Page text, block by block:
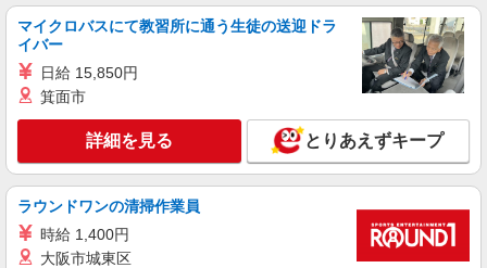
マイクロバスにて教習所に通う生徒の送迎ドラ
イバー
日給 15,850円
箕面市
詳細を見る とりあえずキープ
ラウンドワンの清掃作業員
時給 1,400円
大阪市城東区